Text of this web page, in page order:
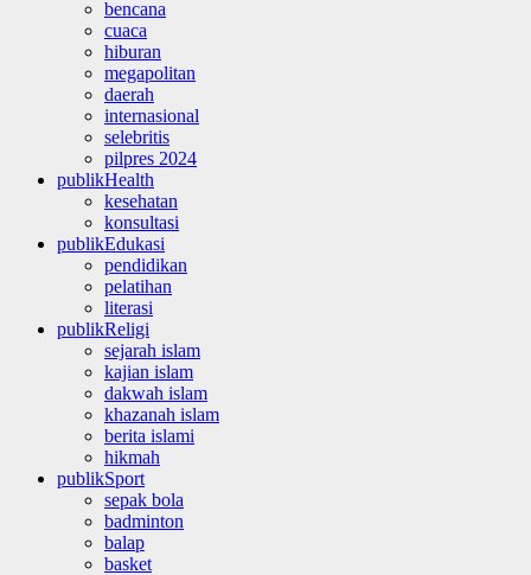
bencana
cuaca
hiburan
megapolitan
daerah
internasional
selebritis
pilpres 2024
publikHealth
kesehatan
konsultasi
publikEdukasi
pendidikan
pelatihan
literasi
publikReligi
sejarah islam
kajian islam
dakwah islam
khazanah islam
berita islami
hikmah
publikSport
sepak bola
badminton
balap
basket